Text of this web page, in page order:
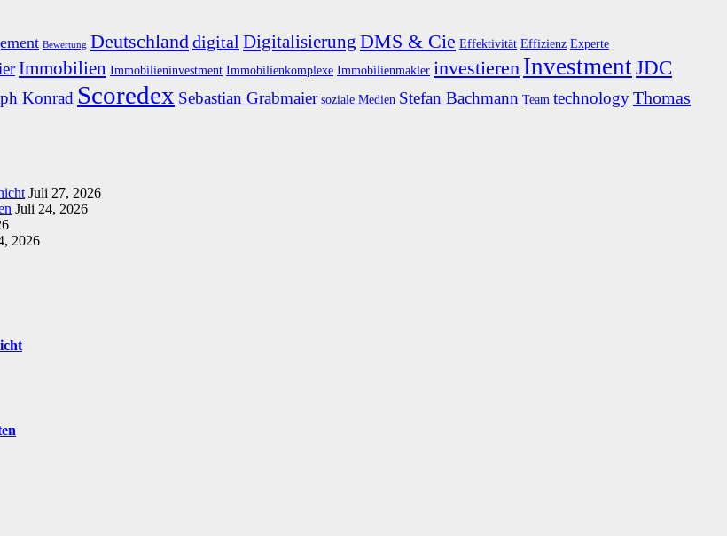
Bewertung Deutschlanddigital Digitalisierung DMS & Cie Effektivität Effizienz Experte
Immobilien Immobilieninvestment Immobilienkomplexe Immobilienmakler investieren InvestmentJDC
Konrad Scoredex Sebastian Grabmaier soziale Medien Stefan Bachmann Team technologyThomas
Juli 27, 2026
Juli 24, 2026
2026